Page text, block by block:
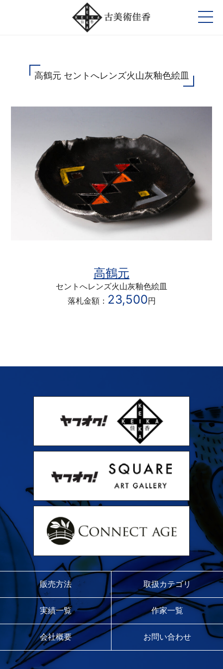
高鶴元 セントへレンズ火山灰釉色絵皿
高鶴元
セントへレンズ火山灰釉色絵皿
落札金額： 23,500円
販売方法 取扱カテゴリ
実績一覧 作家一覧
会社概要 お問い合わせ